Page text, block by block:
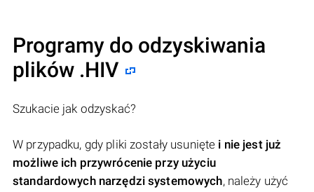
Programy do odzyskiwania
plików .HIV
Szukacie jak odzyskać?
W przypadku, gdy pliki zostały usunięte i nie jest już
możliwe ich przywrócenie przy użyciu
standardowych narzędzi systemowych, należy użyć